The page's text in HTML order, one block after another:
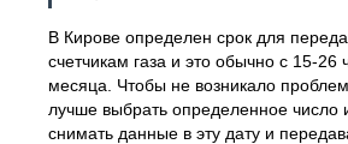
В Кирове определен срок для
счетчикам газа и это обычно с 15-26
месяца. Чтобы не возникало
лучше выбрать определенное число
снимать данные в эту дату и